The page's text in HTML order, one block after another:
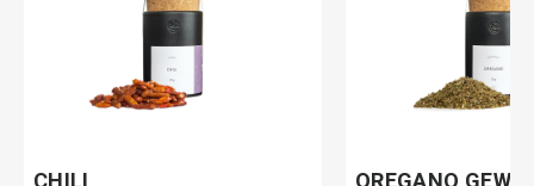
CHILI OREGANO